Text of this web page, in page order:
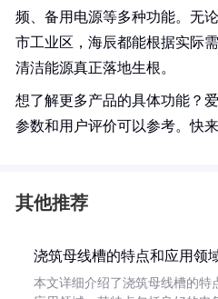
频、备用电源等多种功能。无
市工业区，海辰都能根据实际
清洁能源真正落地生根。
想了解更多产品的具体功能？
参数和用户评价可以参考。快来
其他推荐
浇筑母线槽的特点和应用领
本文详细介绍了浇筑母线槽的特